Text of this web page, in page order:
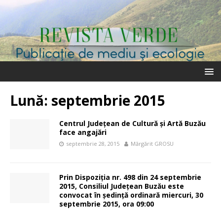
Lună: septembrie 2015
Centrul Judeţean de Cultură şi Artă Buzău
face angajări
septembrie 28, 2015 Mărgărit GROSU
Prin Dispoziția nr. 498 din 24 septembrie
2015, Consiliul Județean Buzău este
convocat în ședință ordinară miercuri, 30
septembrie 2015, ora 09:00